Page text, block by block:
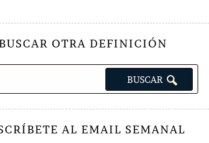
OTRA DEFINICIÓN
AL EMAIL SEMANAL